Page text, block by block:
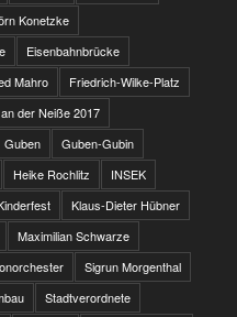
Konetzke
Eisenbahnbrücke
Mahro
Friedrich-Wilke-Platz
der Neiße 2017
Guben
Guben-Gubin
Heike Rochlitz
INSEK
Klaus-Dieter Hübner
Maximilian Schwarze
Sigrun Morgenthal
Stadtverordnete